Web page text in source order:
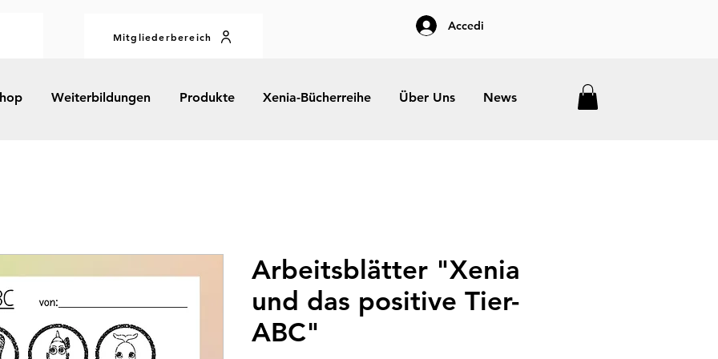
Mitgliederbereich
Accedi
Weiterbildungen Produkte Xenia-Bücherreihe Über Uns News
Arbeitsblätter "Xenia
und das positive Tier-
ABC"